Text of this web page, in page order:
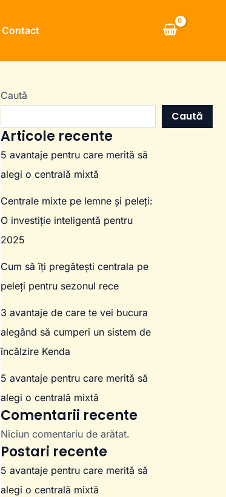
Contact
Caută
Caută
Articole recente
5 avantaje pentru care merită să
alegi o centrală mixtă
Centrale mixte pe lemne și peleți:
O investiție inteligentă pentru
2025
Cum să îți pregătești centrala pe
peleți pentru sezonul rece
3 avantaje de care te vei bucura
alegând să cumperi un sistem de
încălzire Kenda
5 avantaje pentru care merită să
alegi o centrală mixtă
Comentarii recente
Niciun comentariu de arătat.
Postari recente
5 avantaje pentru care merită să
alegi o centrală mixtă